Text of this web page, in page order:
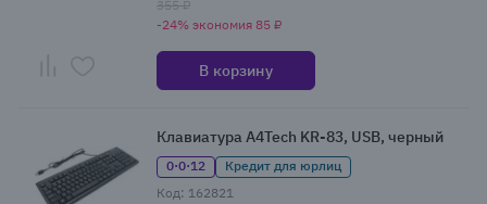
355 ₽
-24% экономия 85 ₽
В корзину
Клавиатура A4Tech KR-83, USB, черный
0·0·12
Кредит для юрлиц
Код: 162821